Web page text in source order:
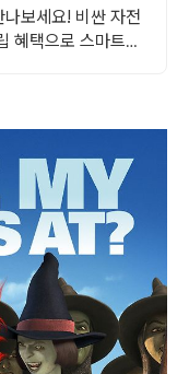
보세요! 비싼 자전
혜택으로 스마트하